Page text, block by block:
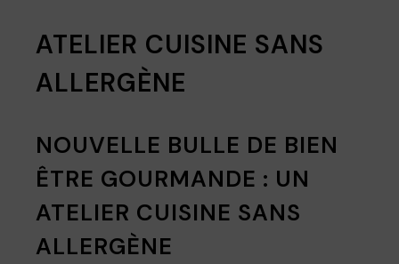
ATELIER CUISINE SANS
ALLERGÈNE
NOUVELLE BULLE DE BIEN
ÊTRE GOURMANDE : UN
ATELIER CUISINE SANS
ALLERGÈNE